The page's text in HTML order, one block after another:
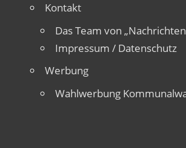
Kontakt
Das Team von
Impressum / Datenschutz
Werbung
Wahlwerbung